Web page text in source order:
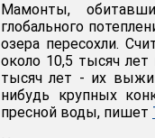
Мамонты,
глобального
озера пересохли.
около 10,5 тысяч
тысяч лет - их
нибудь крупных
пресной воды, пишет